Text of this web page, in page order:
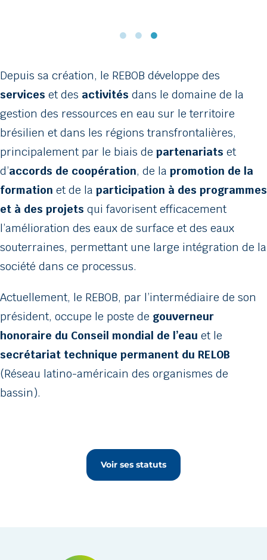
Depuis sa création, le REBOB développe des
services et des activités dans le domaine de la
gestion des ressources en eau sur le territoire
brésilien et dans les régions transfrontalières,
principalement par le biais de partenariats et
d’accords de coopération, de la promotion de la
formation et de la participation à des programmes
et à des projets qui favorisent efficacement
l’amélioration des eaux de surface et des eaux
souterraines, permettant une large intégration de la
société dans ce processus.
Actuellement, le REBOB, par l’intermédiaire de son
président, occupe le poste de gouverneur
honoraire du Conseil mondial de l’eau et le
secrétariat technique permanent du RELOB
(Réseau latino-américain des organismes de
bassin).
Voir ses statuts